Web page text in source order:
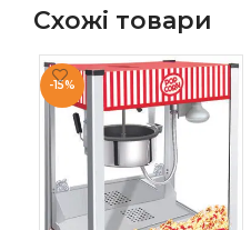
Схожі товари
-15%